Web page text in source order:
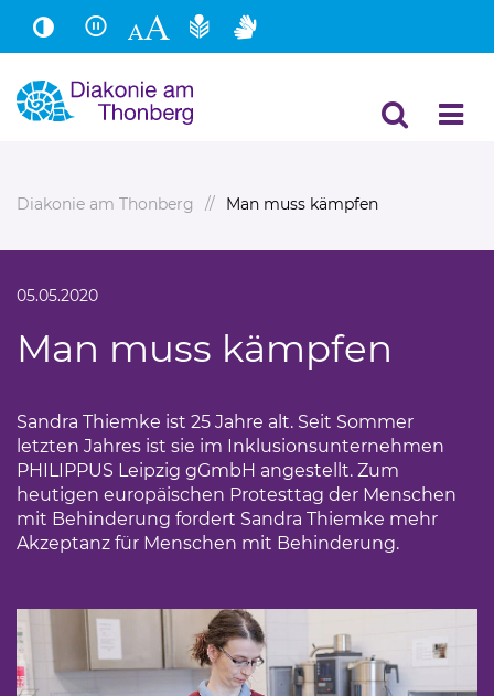
Hauptinhalt
Fußbereich
Diakonie am Thonberg Man muss kämpfen
05.05.2020
Man muss kämpfen
Sandra Thiemke ist 25 Jahre alt. Seit Sommer
letzten Jahres ist sie im Inklusionsunternehmen
PHILIPPUS Leipzig gGmbH angestellt. Zum
heutigen europäischen Protesttag der Menschen
mit Behinderung fordert Sandra Thiemke mehr
Akzeptanz für Menschen mit Behinderung.